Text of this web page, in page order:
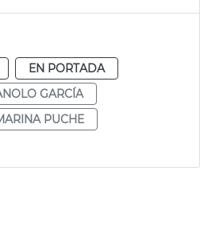
EN PORTADA
GARCÍA
PUCHE